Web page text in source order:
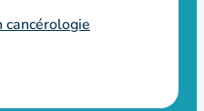
cancérologie